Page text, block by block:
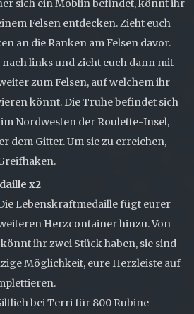
sich ein Moblin befindet, könnt ihr
Felsen entdecken. Zieht euch
an die Ranken am Felsen davor.
links und zieht euch dann mit
zum Felsen, auf welchem ihr
könnt. Die Truhe befindet sich
Nordwesten der Roulette-Insel,
dem Gitter. Um sie zu erreichen,
x2
Lebenskraftmedaille fügt eurer
Herzcontainer hinzu. Von
ihr zwei Stück haben, sie sind
Möglichkeit, eure Herzleiste auf
bei Terri für 800 Rubine